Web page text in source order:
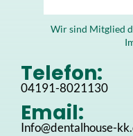
Wir sind Mitglied
Telefon:
04191-8021130
Email:
Info@dentalhouse-